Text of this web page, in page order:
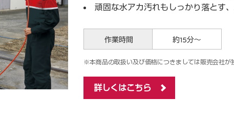
頑固な水アカ汚れもしっかり落とす
本商品の取扱い及び価格につきましては販売会社
詳しくはこちら